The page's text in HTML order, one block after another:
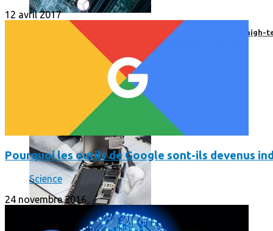
Prendre une extension de garantie pour vos appareils high-
12 avril 2017
Pourquoi les outils de Google sont-ils devenus
Science
24 novembre 2016